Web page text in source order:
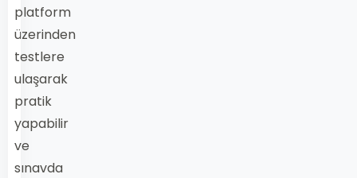
platform
üzerinden
testlere
ulaşarak
pratik
yapabilir
ve
sınavda